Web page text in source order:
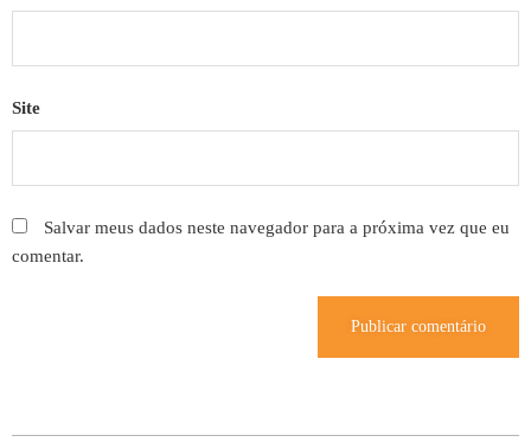
Site
Salvar meus dados neste navegador para a próxima vez que eu
comentar.